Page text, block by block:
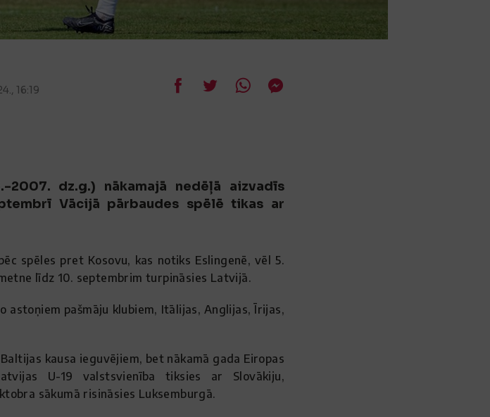
16:19
2007. dz.g.) nākamajā nedēļā aizvadīs
Vācijā pārbaudes spēlē tikas ar
spēles pret Kosovu, kas notiks Eslingenē, vēl 5.
līdz 10. septembrim turpināsies Latvijā.
astoņiem pašmāju klubiem, Itālijas, Anglijas, Īrijas,
kausa ieguvējiem, bet nākamā gada Eiropas
U-19 valstsvienība tiksies ar Slovākiju,
sākumā risināsies Luksemburgā.